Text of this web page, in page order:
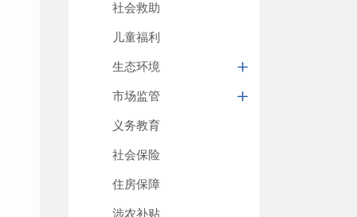
社会救助
儿童福利
生态环境
市场监管
义务教育
社会保险
住房保障
涉农补贴